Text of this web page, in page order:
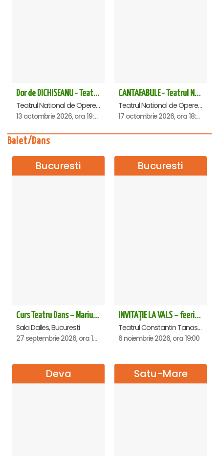
Dor de DICHISEANU - Teatrul Național de Operetă și Musical „Ion Dacian"
Teatrul National de Opereta si Musical Ion Dacian, Bucuresti
13 octombrie 2026, ora 19:00
CANTAFABULE - Teatrul National de Opereta si Musical
Teatrul National de Opereta si Musical Ion Dacian, Bucuresti
17 octombrie 2026, ora 18:00
Balet/Dans
Bucuresti
Curs Teatru Dans – Marius Boboc
Sala Dalles, Bucuresti
27 septembrie 2026, ora 13:00
Bucuresti
INVITAȚIE LA VALS – feerie de bal în paşi de dans
Teatrul Constantin Tanase - Sala Savoy, Bucuresti
6 noiembrie 2026, ora 19:00
Deva Satu-Mare